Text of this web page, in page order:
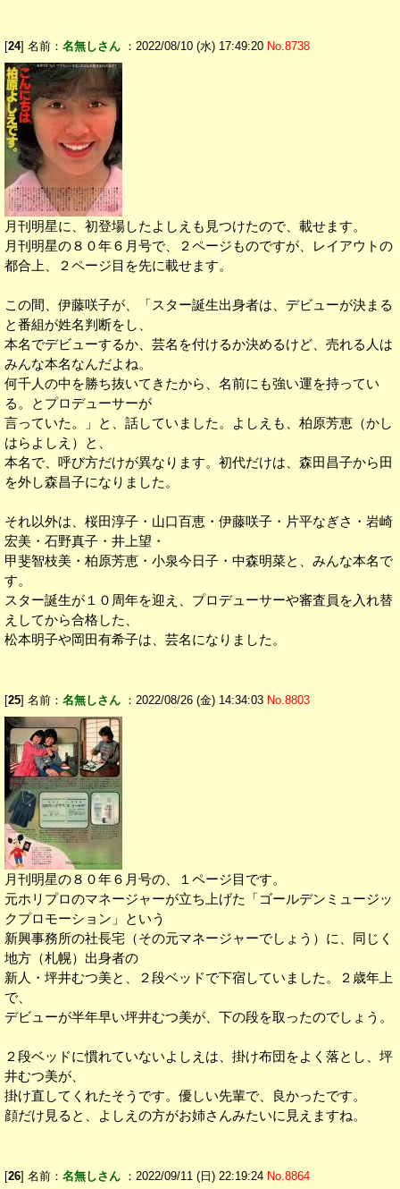
[24] 名前： 名無しさん ：2022/08/10 (水) 17:49:20 No.8738
月刊明星に、初登場したよしえも見つけたので、載せます。
月刊明星の８０年６月号で、２ページものですが、レイアウトの
都合上、２ページ目を先に載せます。
この間、伊藤咲子が、「スター誕生出身者は、デビューが決まる
と番組が姓名判断をし、
本名でデビューするか、芸名を付けるか決めるけど、売れる人は
みんな本名なんだよね。
何千人の中を勝ち抜いてきたから、名前にも強い運を持ってい
る。とプロデューサーが
言っていた。」と、話していました。よしえも、柏原芳恵（かし
はらよしえ）と、
本名で、呼び方だけが異なります。初代だけは、森田昌子から田
を外し森昌子になりました。
それ以外は、桜田淳子・山口百恵・伊藤咲子・片平なぎさ・岩崎
宏美・石野真子・井上望・
甲斐智枝美・柏原芳恵・小泉今日子・中森明菜と、みんな本名で
す。
スター誕生が１０周年を迎え、プロデューサーや審査員を入れ替
えしてから合格した、
松本明子や岡田有希子は、芸名になりました。
[25] 名前： 名無しさん ：2022/08/26 (金) 14:34:03 No.8803
月刊明星の８０年６月号の、１ページ目です。
元ホリプロのマネージャーが立ち上げた「ゴールデンミュージッ
クプロモーション」という
新興事務所の社長宅（その元マネージャーでしょう）に、同じく
地方（札幌）出身者の
新人・坪井むつ美と、２段ベッドで下宿していました。２歳年上
で、
デビューが半年早い坪井むつ美が、下の段を取ったのでしょう。
２段ベッドに慣れていないよしえは、掛け布団をよく落とし、坪
井むつ美が、
掛け直してくれたそうです。優しい先輩で、良かったです。
顔だけ見ると、よしえの方がお姉さんみたいに見えますね。
[26] 名前： 名無しさん ：2022/09/11 (日) 22:19:24 No.8864